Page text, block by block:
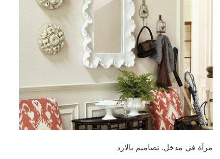
مرآة في مدخل. تصاميم بالارد